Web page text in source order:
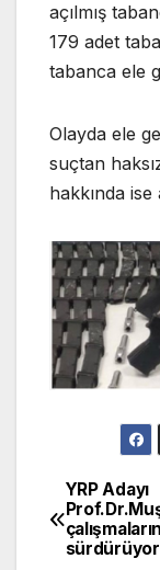
açılmış
179 adet
tabanca ele
Olayda ele
suçtan
hakkında ise
Yazı
YRP Adayı
sürdürüyor